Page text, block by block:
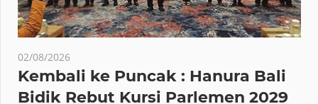
02/08/2026
Kembali ke Puncak : Hanura Bali
Bidik Rebut Kursi Parlemen 2029